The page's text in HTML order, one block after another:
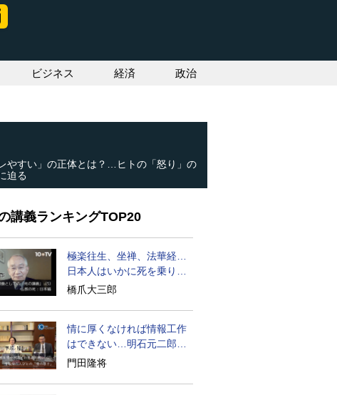
ビジネス 経済 政治
レやすい」の正体とは？…ヒトの「怒り」の
迫る
講義ランキングTOP20
極楽往生、坐禅、法華経…
日本人はいかに死を乗り越
えるか
橋爪大三郎
情に厚くなければ情報工作
はできない…明石元二郎の
対露工作の教訓
門田隆将